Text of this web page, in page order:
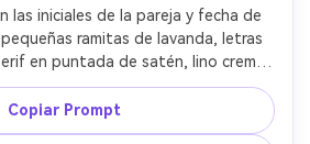
las iniciales de la pareja y fecha de
ramitas de lavanda, letras
en puntada de satén, lino crema
y tarjeta de invitación, iluminación
tomada con Canon R6, 85mm,
reducida, textura de hilo
Copiar Prompt